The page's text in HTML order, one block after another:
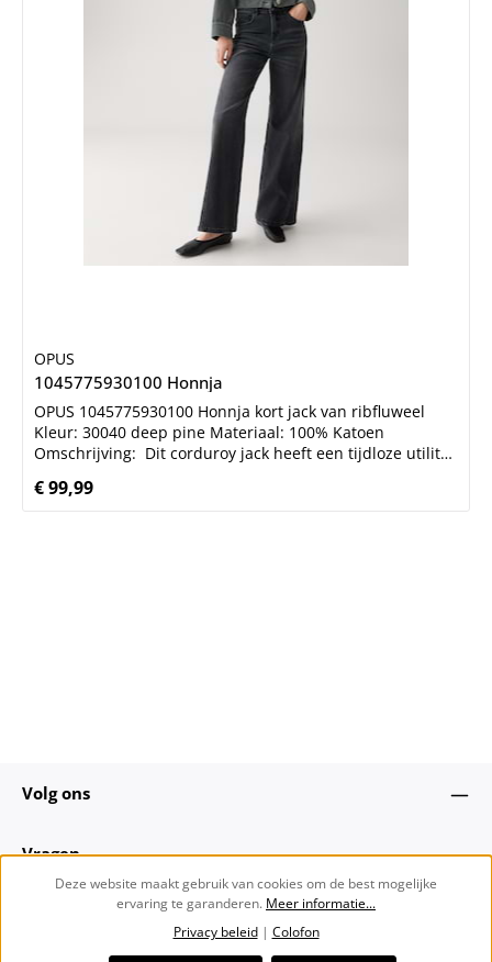
OPUS
1045775930100 Honnja
OPUS 1045775930100 Honnja kort jack van ribfluweel
Kleur: 30040 deep pine Materiaal: 100% Katoen
Omschrijving: Dit corduroy jack heeft een tijdloze utility
geraffineerde horn look. Het is een veelzijdige essential
die moeiteloos in elke look kan worden geïntegreerd.
Normale prijs:
€ 99,99
Volg ons
Vragen
Deze website maakt gebruik van cookies om de best mogelijke
ervaring te garanderen. Meer informatie...
Privacy beleid| Colofon